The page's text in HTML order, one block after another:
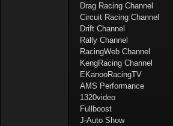
Drag Racing Channel
Circuit Racing Channel
Drift Channel
Rally Channel
RacingWeb Channel
KengRacing Channel
EKanooRacingTV
AMS Performance
1320video
Fullboost
J-Auto Show